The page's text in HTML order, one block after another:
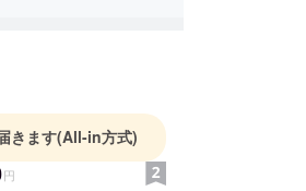
きます(All-in方式)
円